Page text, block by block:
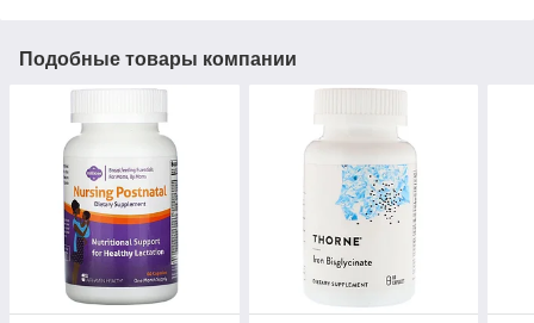
Подобные товары компании